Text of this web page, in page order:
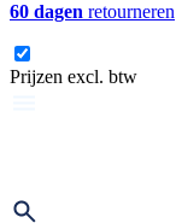
60 dagen retourneren
Prijzen excl. btw